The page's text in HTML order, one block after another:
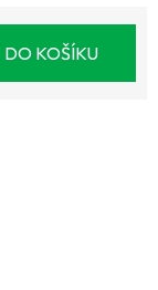
DO KOŠÍKU